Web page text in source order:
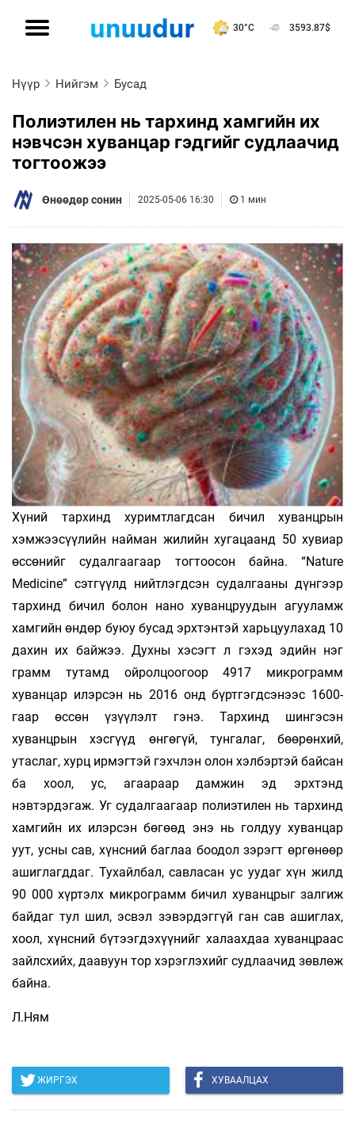
30°C 3593.87$
Нүүр Нийгэм Бусад
Полиэтилен нь тархинд хамгийн их
нэвчсэн хуванцар гэдгийг судлаачид
тогтоожээ
Өнөөдөр сонин 2025-05-06 16:30 1 мин
Хүний тархинд хуримтлагдсан бичил хуванцрын
хэмжээсүүлийн найман жилийн хугацаанд 50 хувиар
өссөнийг судалгаагаар тогтоосон байна. “Nature
Medicine” сэтгүүлд нийтлэгдсэн судалгааны дүнгээр
тархинд бичил болон нано хуванцруудын агууламж
хамгийн өндөр буюу бусад эрхтэнтэй харьцуулахад 10
дахин их байжээ. Духны хэсэгт л гэхэд эдийн нэг
грамм тутамд ойролцоогоор 4917 микрограмм
хуванцар илэрсэн нь 2016 онд бүртгэгдсэнээс 1600-
гаар өссөн үзүүлэлт гэнэ. Тархинд шингэсэн
хуванцрын хэсгүүд өнгөгүй, тунгалаг, бөөрөнхий,
утаслаг, хурц ирмэгтэй гэхчлэн олон хэлбэртэй байсан
ба хоол, ус, агаараар дамжин эд эрхтэнд
нэвтэрдэгаж. Уг судалгаагаар полиэтилен нь тархинд
хамгийн их илэрсэн бөгөөд энэ нь голдуу хуванцар
уут, усны сав, хүнсний баглаа боодол зэрэгт өргөнөөр
ашиглагддаг. Тухайлбал, савласан ус уудаг хүн жилд
90 000 хүртэлх микрограмм бичил хуванцрыг залгиж
байдаг тул шил, эсвэл зэвэрдэггүй ган сав ашиглах,
хоол, хүнсний бүтээгдэхүүнийг халаахдаа хуванцраас
зайлсхийх, даавуун тор хэрэглэхийг судлаачид зөвлөж
байна.
Л.Ням
ЖИРГЭХ ХУВААЛЦАХ